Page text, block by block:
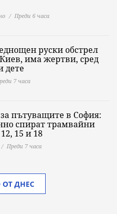
Преди 6 часа
руски обстрел
има жертви, сред
дете
7 часа
пътуващите в София:
спират трамвайни
15 и 18
Преди 7 часа
ОТ ДНЕС